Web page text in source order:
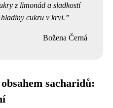
z limonád a sladkostí
cukru v krvi.
Božena Černá
sacharidů: